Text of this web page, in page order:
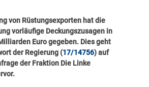
von Rüstungsexporten hat die
vorläufige Deckungszusagen in
Euro gegeben. Dies geht
der Regierung (17/14756) auf
der Fraktion Die Linke